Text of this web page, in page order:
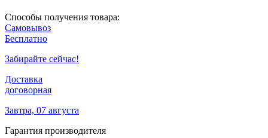
Способы получения товара:
Самовывоз
Бесплатно
Забирайте сейчас!
Доставка
договорная
Завтра, 07 августа
Гарантия производителя